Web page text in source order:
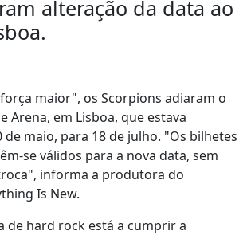
alteração da data ao
maior", os Scorpions adiaram o
Arena, em Lisboa, que estava
de maio, para 18 de julho. "Os bilhetes
se válidos para a nova data, sem
informa a produtora do
Is New.
de hard rock está a cumprir a